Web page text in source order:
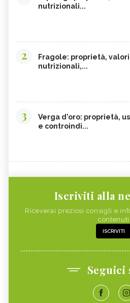
nutrizionali...
2
Fragole: proprietà, valori
nutrizionali,...
3
Verga d'oro: proprietà,
e controindi...
Iscriviti alla
Riceverai preziosi consigli e
contenuti
ISCRIVITI
Seguici